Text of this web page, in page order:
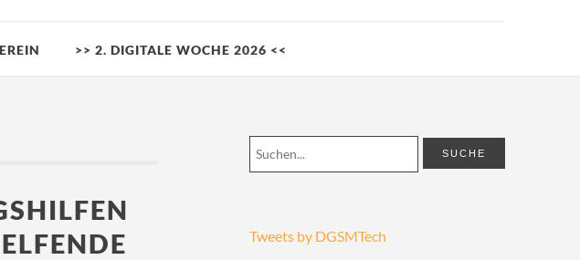
>> 2. DIGITALE WOCHE 2026 <<
Tweets by DGSMTech